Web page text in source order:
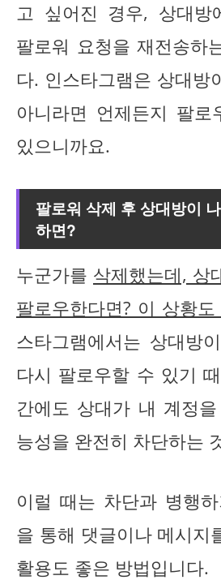
고 싶어진 경우, 상대방
팔로워 요청을 재전송하
다. 인스타그램은 상대방
아니라면 언제든지 팔
있으니까요.
팔로워 삭제 후 상대방이
하면?
누군가를 삭제했는데, 상
팔로우한다면? 이 상황
스타그램에서는 상대방
다시 팔로우할 수 있기
간에도 상대가 내 계정
능성을 완전히 차단하는
이럴 때는 차단과 병행
을 통해 댓글이나 메시지
활용도 좋은 방법입니다.